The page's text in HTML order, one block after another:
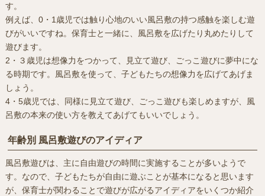
す。
例えば、0・1歳児では触り心地のいい風呂敷の持つ感触を楽しむ遊
びがいいですね。保育士と一緒に、風呂敷を広げたり丸めたりして
遊びます。
2・３歳児は想像力をつかって、見立て遊び、ごっこ遊びに夢中にな
る時期です。風呂敷を使って、子どもたちの想像力を広げてあげま
しょう。
4・5歳児では、同様に見立て遊び、ごっこ遊びも楽しめますが、風
呂敷の本来の使い方を教えてあげてもいいでしょう。
年齢別 風呂敷遊びのアイディア
風呂敷遊びは、主に自由遊びの時間に実施することが多いようで
す。なので、子どもたちが自由に遊ぶことが基本になると思います
が、保育士が関わることで遊びが広がるアイディアをいくつか紹介